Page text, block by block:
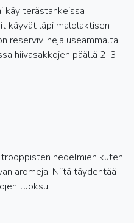
käy terästankeissa
käyvät läpi malolaktisen
reserviviinejä useammalta
hiivasakkojen päällä 2-3
hedelmien kuten
aromeja. Niitä täydentää
tuoksu.